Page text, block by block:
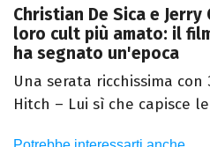
Christian De Sica e
loro cult più amato: il
ha segnato un'epoca
Una serata ricchissima
Hitch – Lui sì che capisce